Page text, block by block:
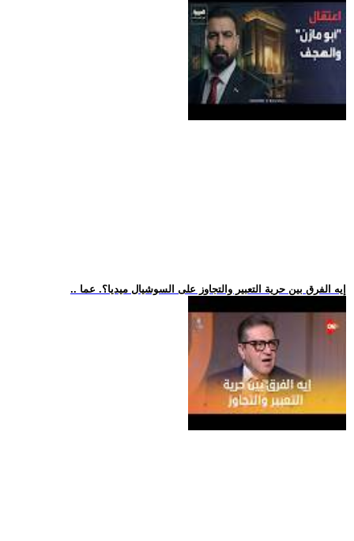
.. إيه الفرق بين حرية التعبير والتجاوز على السوشيال ميديا؟. عما